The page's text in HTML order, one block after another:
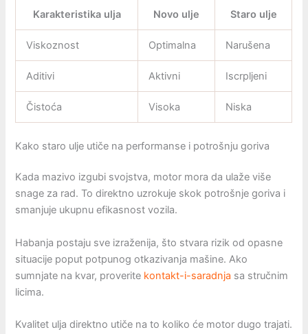
Karakteristika ulja Novo ulje Staro ulje
Viskoznost Optimalna Narušena
Aditivi Aktivni Iscrpljeni
Čistoća Visoka Niska
Kako staro ulje utiče na performanse i potrošnju goriva
Kada mazivo izgubi svojstva, motor mora da ulaže više
snage za rad. To direktno uzrokuje skok potrošnje goriva i
smanjuje ukupnu efikasnost vozila.
Habanja postaju sve izraženija, što stvara rizik od opasne
situacije poput potpunog otkazivanja mašine. Ako
sumnjate na kvar, proverite kontakt-i-saradnja sa stručnim
licima.
Kvalitet ulja direktno utiče na to koliko će motor dugo trajati.